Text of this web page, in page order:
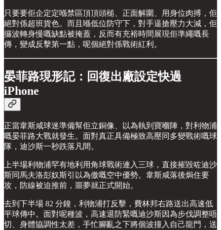
只要要佢企定定喺禁區頂頂頭槌、正面解圍、用身位肉搏，佢
絕對係超班貨色。而且喺低位防守下，對手逼搶壓力大減，佢
攞波轉身慢嘅缺點被掩蓋，反而有充裕時間展現佢準繩嘅長
傳，變成反擊第一點，呢個絕對係戰術紅利。
晏菲路現形記：回復出廠設定快過
iPhone
正當韋斯咸球迷準備幫佢立銅像、以為執到寶嗰陣，對利物浦
嘅晏菲路大戰就發生。面對真正具備極致高壓同多變戰術嘅球
隊，迪沙斯一秒跌落凡間。
上半場利物浦罕有地利用角球戰術連入三球，直接摧毀咗迪沙
斯同馬夫洛彭奴斯引以為傲嘅空中優勢。韋斯咸落後焗住要
攻，防線被迫推前，噩夢就正式開始。
去到下半場 82 分鐘，利物浦打反擊，費林邦右路送出高速低
平球傳中。面對呢種波，高速退防緊嘅迪沙斯因為步伐調整唔
切、身體協調性太差，手忙腳亂之下將個波撞入自己龍門，送